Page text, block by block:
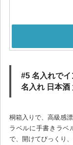
#5 名入れでイ
名入れ 日本酒
桐箱入りで、高級感漂
ラベルに手書きラベ
で、開けてびっくり